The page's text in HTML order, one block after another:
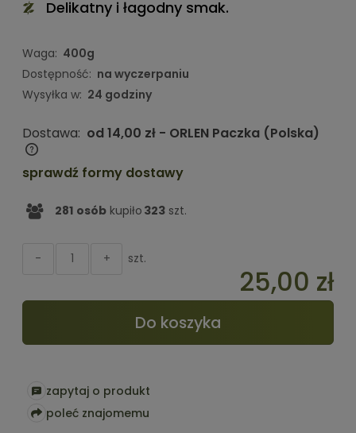
Delikatny i łagodny smak.
Waga: 400g
Dostępność: na wyczerpaniu
Wysyłka w: 24 godziny
Dostawa: od 14,00 zł - ORLEN Paczka (Polska)
Cena nie zawiera ewentualnych kosztów płatności
sprawdź formy dostawy
281 osób kupiło 323 szt.
+
- szt.
25,00 zł
Do koszyka
zapytaj o produkt
poleć znajomemu